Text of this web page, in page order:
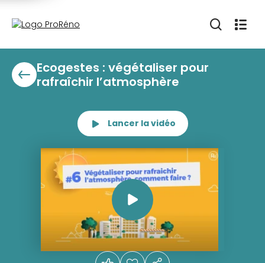
Ecogestes : végétaliser pour
rafraîchir l’atmosphère
Lancer la vidéo